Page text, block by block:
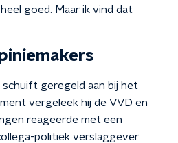
goed. Maar ik vind dat
schuift geregeld aan bij het
vergeleek hij de VVD en
reageerde met een
politiek verslaggever